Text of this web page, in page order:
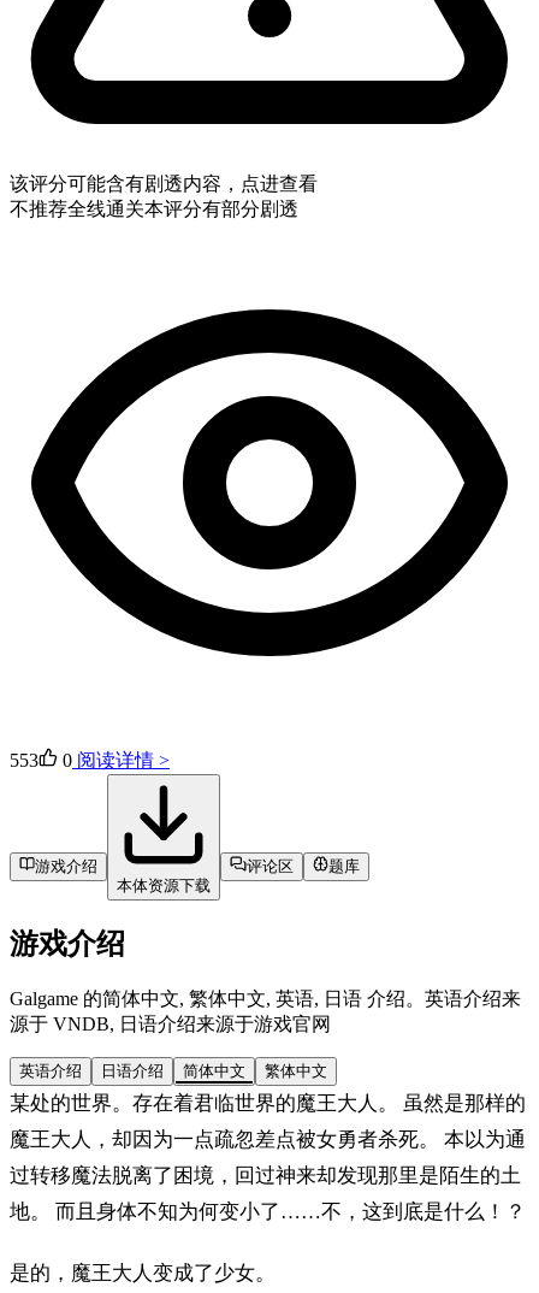
该评分可能含有剧透内容，点进查看
不推荐全线通关本评分有部分剧透
553 0 阅读详情 >
游戏介绍
本体资源下载
评论区 题库
游戏介绍
Galgame 的简体中文, 繁体中文, 英语, 日语 介绍。英语介绍来
源于 VNDB, 日语介绍来源于游戏官网
英语介绍 日语介绍 简体中文 繁体中文
某处的世界。存在着君临世界的魔王大人。 虽然是那样的
魔王大人，却因为一点疏忽差点被女勇者杀死。 本以为通
过转移魔法脱离了困境，回过神来却发现那里是陌生的土
地。 而且身体不知为何变小了……不，这到底是什么！？
是的，魔王大人变成了少女。